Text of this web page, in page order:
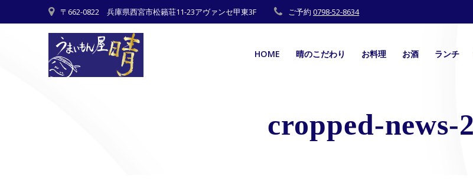
to
〒662-0822 兵庫県西宮市松籟荘11-23アヴァンセ甲東3F ご予約0798-52-8634
HOME 晴のこだわり お料理 お酒 ランチ
cropped-news-